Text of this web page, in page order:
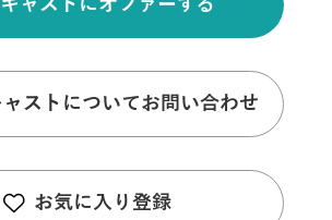
ャストにオファーする
ャストについてお問い合わせ
お気に入り登録